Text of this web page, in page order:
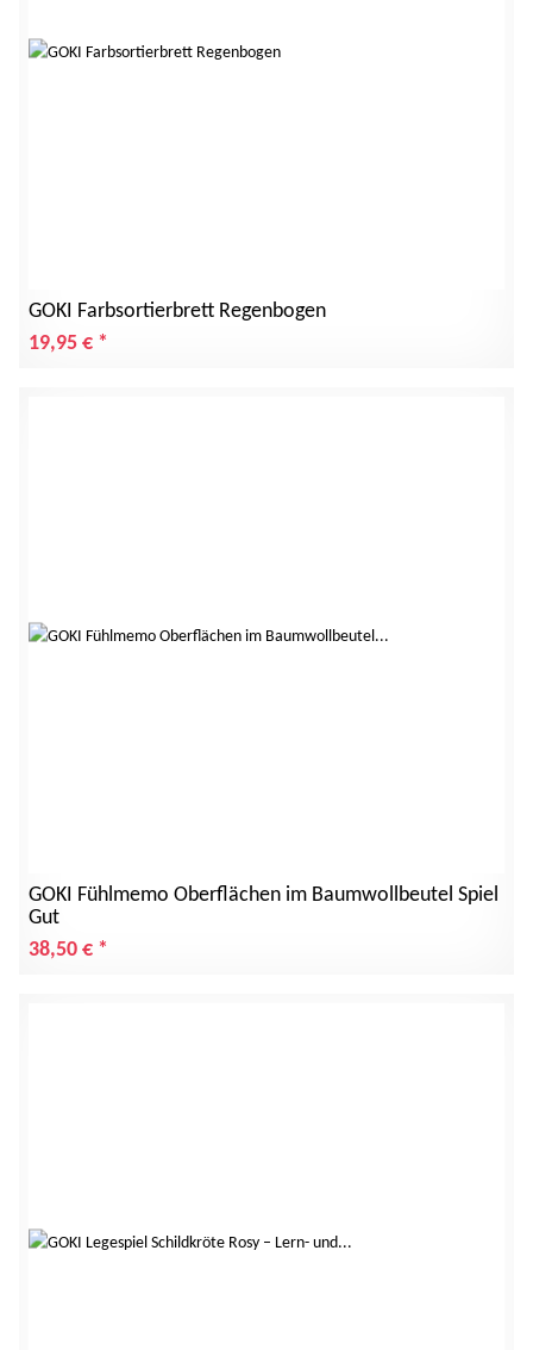
GOKI Farbsortierbrett Regenbogen
19,95 € *
GOKI Fühlmemo Oberflächen im Baumwollbeutel Spiel
Gut
38,50 € *